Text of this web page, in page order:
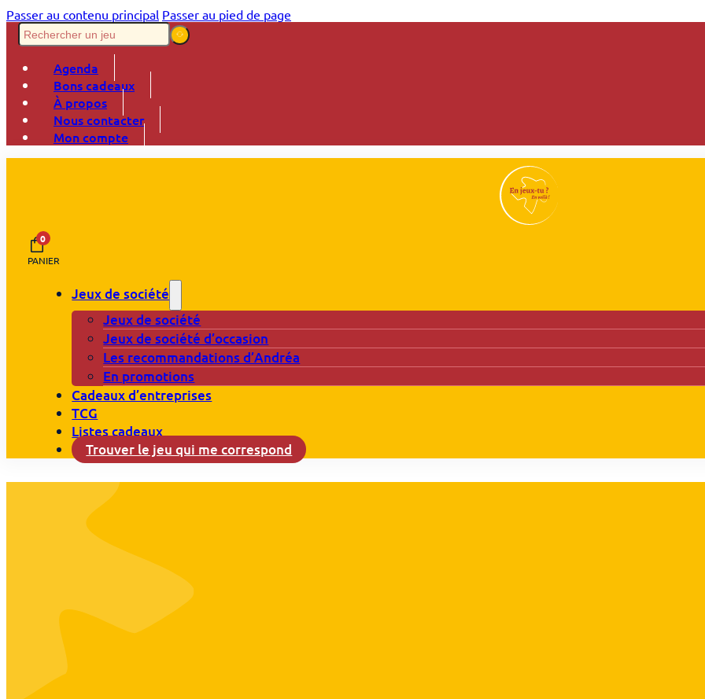
Passer au contenu principal Passer au pied de page
Agenda
Bons cadeaux
À propos
Nous contacter
Mon compte
0
PANIER
Jeux de société
Jeux de société
Jeux de société d’occasion
Les recommandations d’Andréa
En promotions
Cadeaux d’entreprises
TCG
Listes cadeaux
Trouver le jeu qui me correspond